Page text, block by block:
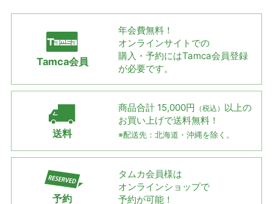
Tamca会員
年会費無料！
オンラインサイトでの
購入・予約にはTamca会員登録
が必要です。
送料
商品合計 15,000円 （税込） 以上の
お買い上げで送料無料！
※配送先：北海道・沖縄を除く。
予約
タムカ会員様は
オンラインショップで
予約が可能！